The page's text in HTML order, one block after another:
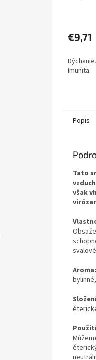
€9,71
Imunita.
Popis
Tato
však
Aroma: